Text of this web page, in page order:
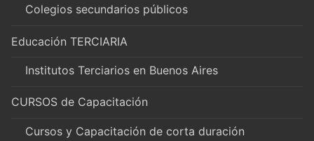
Colegios secundarios públicos
Educación TERCIARIA
Institutos Terciarios en Buenos Aires
CURSOS de Capacitación
Cursos y Capacitación de corta duración